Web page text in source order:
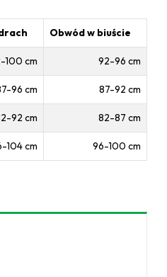
Obwód w biuście
100 cm 92-96 cm
96 cm 87-92 cm
92 cm 82-87 cm
104 cm 96-100 cm